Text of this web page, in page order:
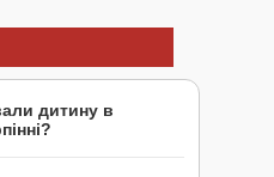
дитину в